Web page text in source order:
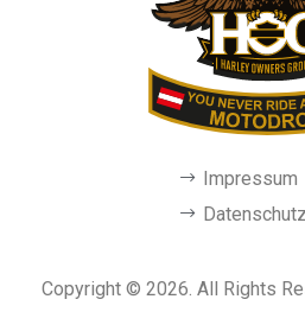
Impressum
Datenschutz
Copyright © 2026. All Rights